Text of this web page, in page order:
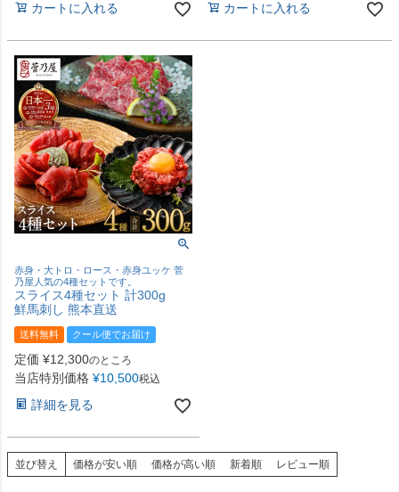
カートに入れる カートに入れる
赤身・大トロ・ロース・赤身ユッケ 菅
乃屋人気の4種セットです。
スライス4種セット 計300g
鮮馬刺し 熊本直送
送料無料 クール便でお届け
定価 ¥12,300のところ
当店特別価格 ¥10,500税込
詳細を見る
並び替え 価格が安い順 価格が高い順 新着順 レビュー順